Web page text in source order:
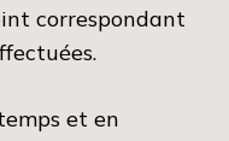
correspondant
et en